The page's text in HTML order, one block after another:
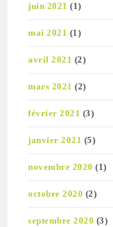
juin 2021 (1)
mai 2021 (1)
avril 2021 (2)
mars 2021 (2)
février 2021 (3)
janvier 2021 (5)
novembre 2020 (1)
octobre 2020 (2)
septembre 2020 (3)